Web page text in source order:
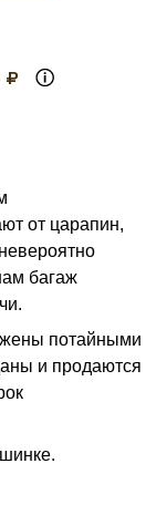
₽
от царапин,
багаж
потайными
и продаются